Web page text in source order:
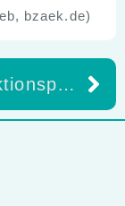
bzaek.de)
Konstruktionsprinzipien von Implantatbohrschablonen